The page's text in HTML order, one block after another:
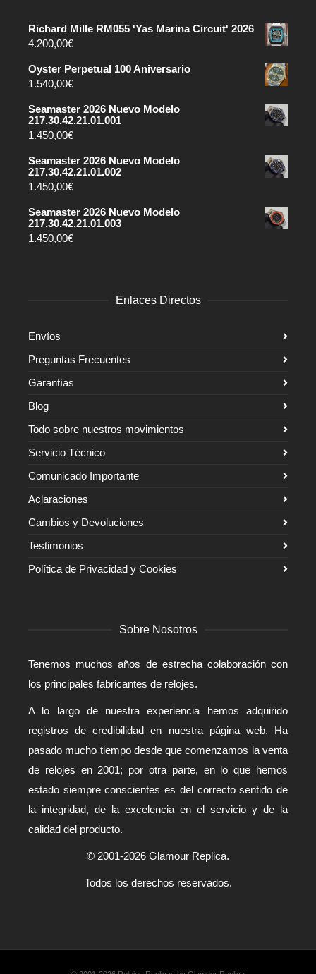
Richard Mille RM055 'Yas Marina Circuit' 2026
4.200,00€
Oyster Perpetual 100 Aniversario
1.540,00€
Seamaster 2026 Nuevo Modelo
217.30.42.21.01.001
1.450,00€
Seamaster 2026 Nuevo Modelo
217.30.42.21.01.002
1.450,00€
Seamaster 2026 Nuevo Modelo
217.30.42.21.01.003
1.450,00€
Enlaces Directos
Envíos
Preguntas Frecuentes
Garantías
Blog
Todo sobre nuestros movimientos
Servicio Técnico
Comunicado Importante
Aclaraciones
Cambios y Devoluciones
Testimonios
Política de Privacidad y Cookies
Sobre Nosotros
Tenemos muchos años de estrecha colaboración con
los principales fabricantes de relojes.
A lo largo de nuestra experiencia hemos adquirido
registros de credibilidad en nuestra página web. Ha
pasado mucho tiempo desde que comenzamos la venta
de relojes en 2001; por otra parte, en lo que hemos
estado siempre conscientes es del correcto sentido de
la integridad, de la excelencia en el servicio y de la
calidad del producto.
© 2001-2026 Glamour Replica.
Todos los derechos reservados.